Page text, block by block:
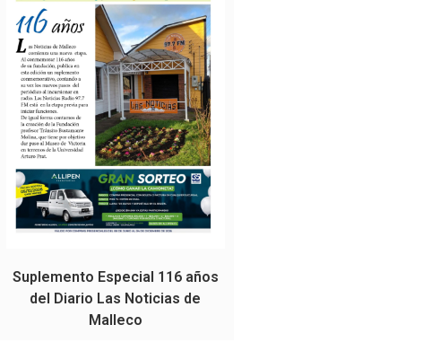
Suplemento Especial 116 años
del Diario Las Noticias de
Malleco